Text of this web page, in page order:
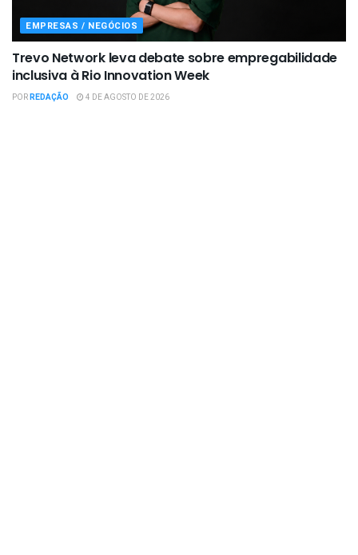
EMPRESAS / NEGÓCIOS
Trevo Network leva debate sobre empregabilidade
inclusiva à Rio Innovation Week
PORREDAÇÃO 4 DE AGOSTO DE 2026